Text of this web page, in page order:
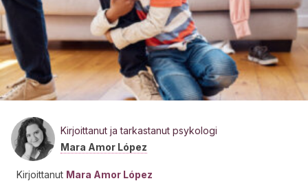
Kirjoittanut ja tarkastanut psykologi
Mara Amor López
Kirjoittanut Mara Amor López